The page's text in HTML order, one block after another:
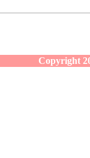
Copyright